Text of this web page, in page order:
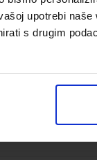
upotrebi
s drugim
razred
ALFA d.d.